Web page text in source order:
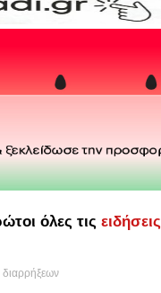
όλες τις ειδήσεις